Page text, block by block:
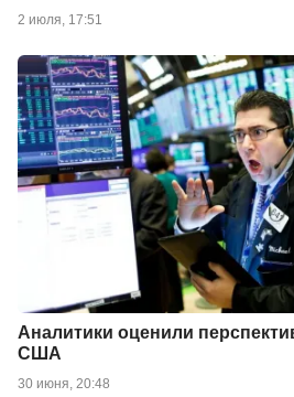
2 июля, 17:51
Аналитики оценили
США
30 июня, 20:48